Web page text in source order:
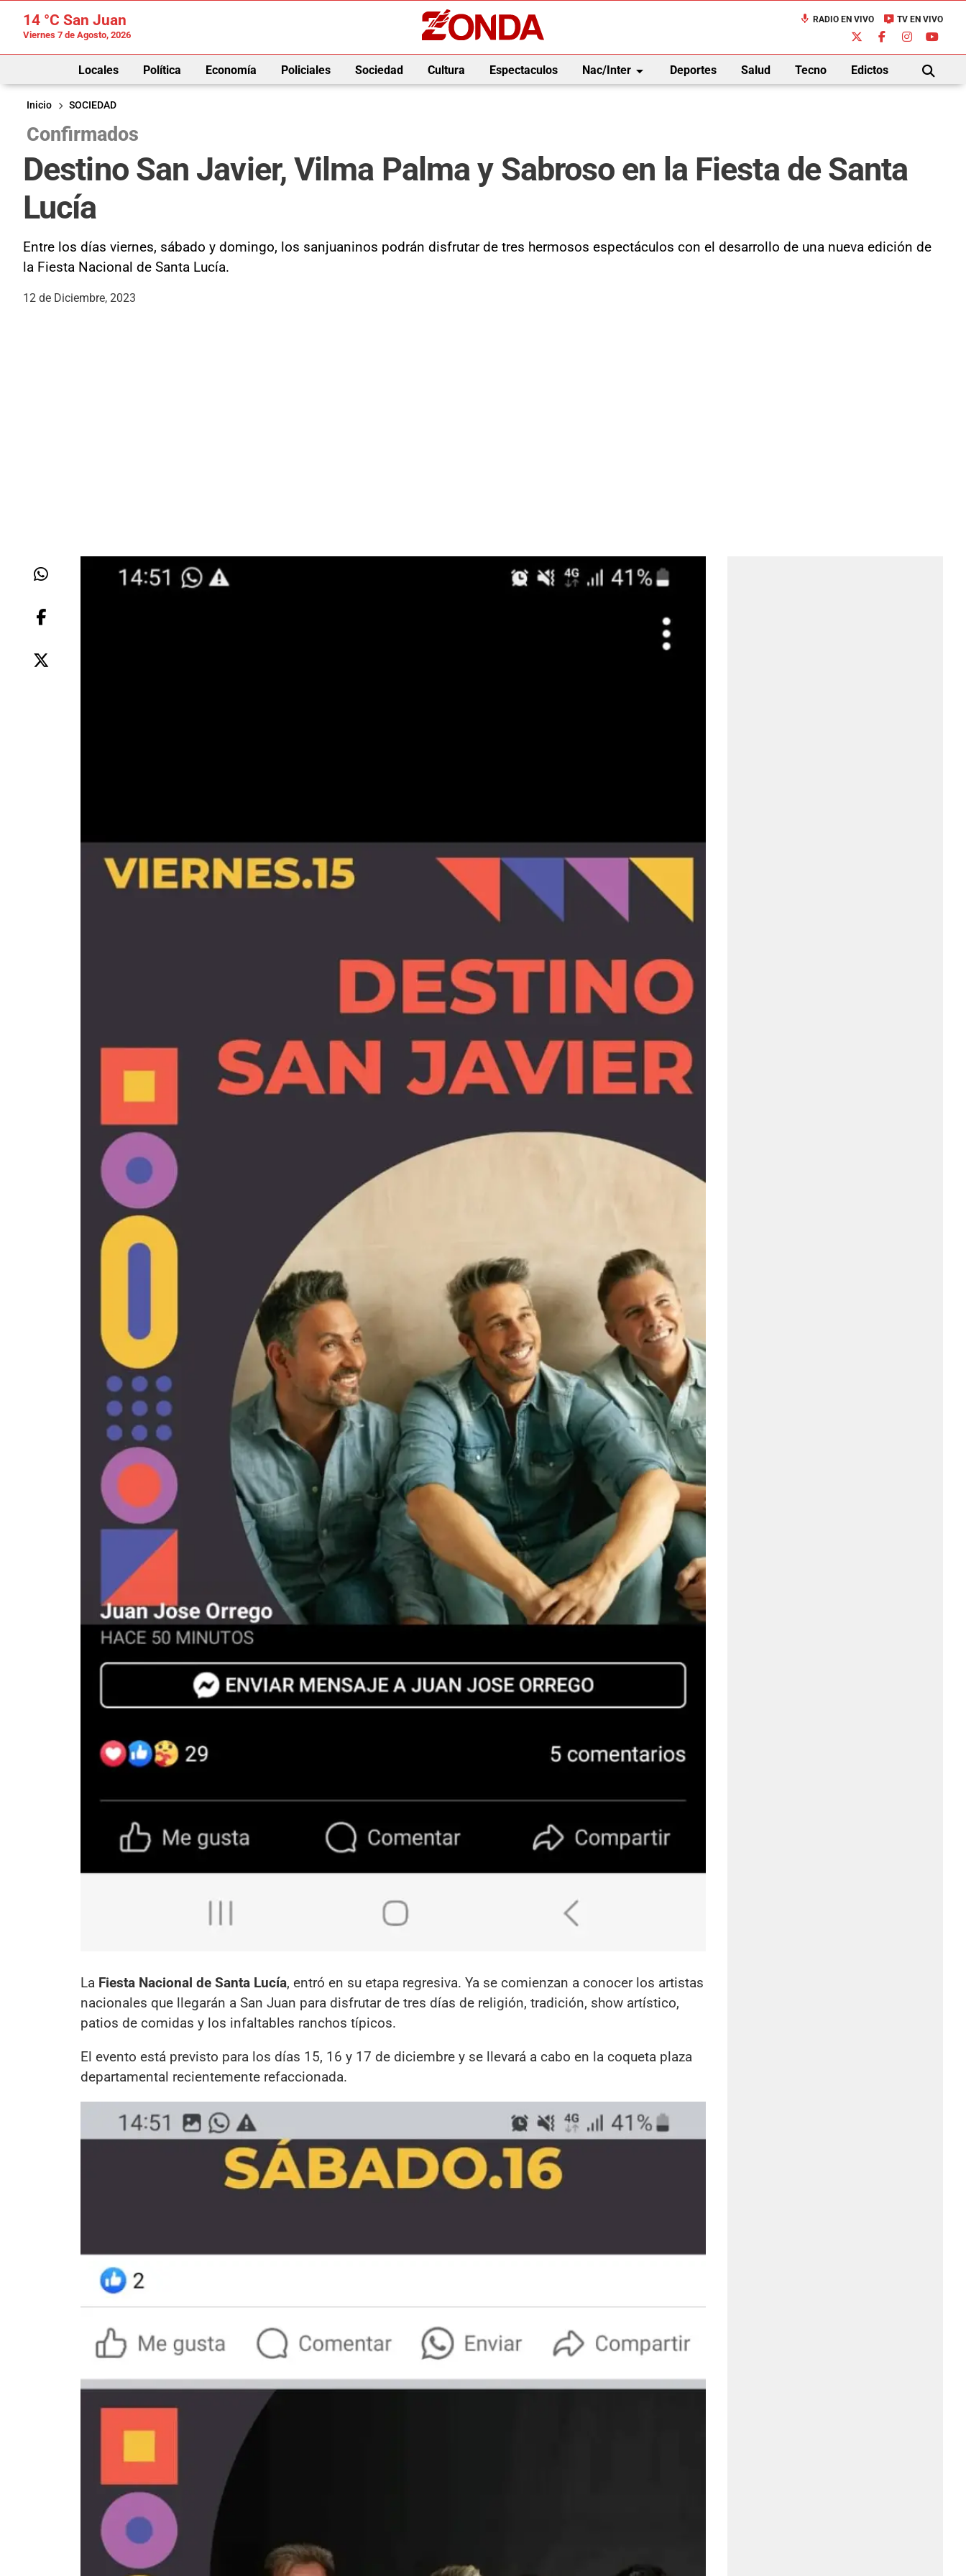
14 °C San Juan
Viernes 7 de Agosto, 2026
mic RADIO EN VIVO live_tv TV EN VIVO
Locales Política Economía Policiales Sociedad Cultura Espectaculos Nac/Interarrow_drop_down Deportes Salud Tecno Edictos
BUSCAR
Inicio
SOCIEDAD
Confirmados
Destino San Javier, Vilma Palma y Sabroso en la Fiesta de Santa
Lucía
Entre los días viernes, sábado y domingo, los sanjuaninos podrán disfrutar de tres hermosos espectáculos con el desarrollo de una nueva edición de
la Fiesta Nacional de Santa Lucía.
12 de Diciembre, 2023
La Fiesta Nacional de Santa Lucía, entró en su etapa regresiva. Ya se comienzan a conocer los artistas
nacionales que llegarán a San Juan para disfrutar de tres días de religión, tradición, show artístico,
patios de comidas y los infaltables ranchos típicos.
El evento está previsto para los días 15, 16 y 17 de diciembre y se llevará a cabo en la coqueta plaza
departamental recientemente refaccionada.